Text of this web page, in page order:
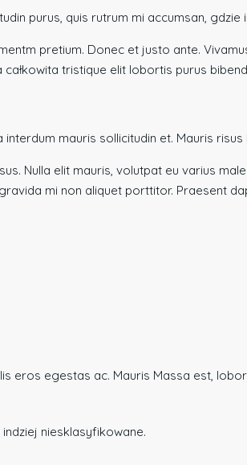
purus, quis rutrum mi accumsan, gdzie
pretium. Donec et justo ante.
tristique elit lobortis purus
mauris sollicitudin et. Mauris
Nulla elit mauris, volutpat eu varius
mi non aliquet porttitor. Praesent
eros egestas ac. Mauris Massa est,
niesklasyfikowane.